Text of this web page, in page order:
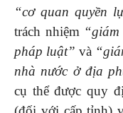
“cơ quan quyền
trách nhiệm
pháp luật” và
nhà nước ở địa
cụ thể được quy